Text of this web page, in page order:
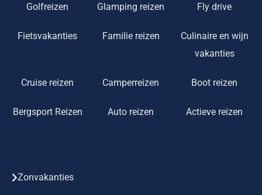
Golfreizen Glamping reizen Fly drive
Fietsvakanties Familie reizen
Culinaire en wijn
vakanties
Cruise reizen Camperreizen Boot reizen
Bergsport Reizen Auto reizen Actieve reizen
Zonvakanties